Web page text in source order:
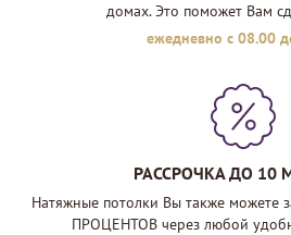
домах. Это поможет Вам
ежедневно с 08.00
РАССРОЧКА ДО 10
Натяжные потолки Вы также можете
ПРОЦЕНТОВ через любой